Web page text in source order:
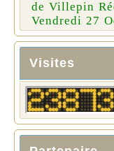
de Villepin
Vendredi 27
Visites